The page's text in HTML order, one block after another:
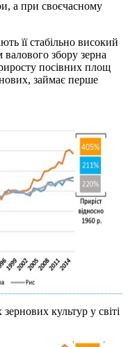
а при своєчасному
її стабільно високий
збору зерна
посівних площ
займає перше
культур у світі